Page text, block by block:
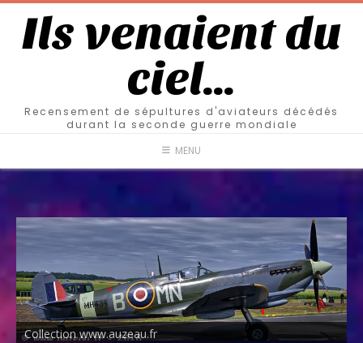
Ils venaient du
ciel…
Recensement de sépultures d'aviateurs décédés
durant la seconde guerre mondiale
MENU
Collection www.auzeau.fr